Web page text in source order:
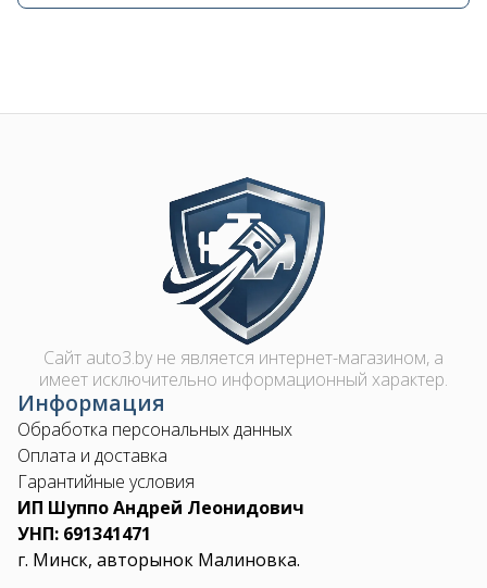
Image
Сайт auto3.by не является интернет-магазином, а
имеет исключительно информационный характер.
Информация
Обработка персональных данных
Оплата и доставка
Гарантийные условия
ИП Шуппо Андрей Леонидович
УНП: 691341471
г. Минск, авторынок Малиновка.